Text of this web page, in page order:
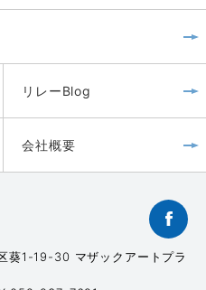
リレーBlog
会社概要
葵1-19-30 マザックアートプラ